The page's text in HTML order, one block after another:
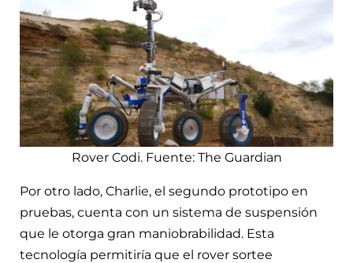
Rover Codi. Fuente: The Guardian
Por otro lado, Charlie, el segundo prototipo en
pruebas, cuenta con un sistema de suspensión
que le otorga gran maniobrabilidad. Esta
tecnología permitiría que el rover sortee